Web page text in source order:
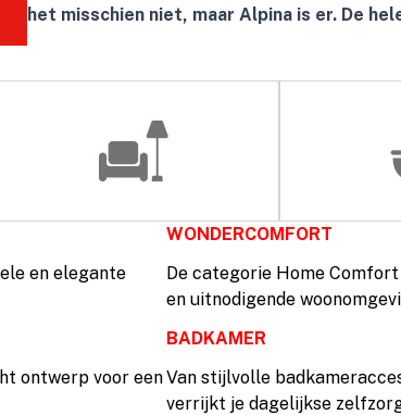
het misschien niet, maar Alpina is er. De
en elegante
ontwerp voor een
WONDERCOMFORT
De categorie Home
en uitnodigende
BADKAMER
Van stijlvolle
verrijkt je dagelijkse